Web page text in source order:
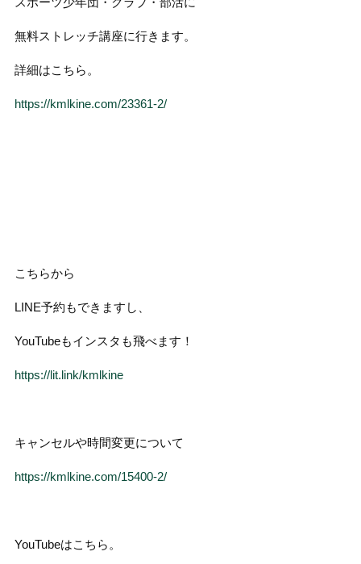
無料ストレッチ講座に行きます。
詳細はこちら。
https://kmlkine.com/23361-2/
こちらから
LINE予約もできますし、
YouTubeもインスタも飛べます！
https://lit.link/kmlkine
キャンセルや時間変更について
https://kmlkine.com/15400-2/
YouTubeはこちら。